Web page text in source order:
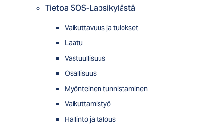
Tietoa SOS-Lapsikylästä
Vaikuttavuus ja tulokset
Laatu
Vastuullisuus
Osallisuus
Myön­tei­nen tun­nis­ta­minen
Vaikuttamistyö
Hallinto ja talous